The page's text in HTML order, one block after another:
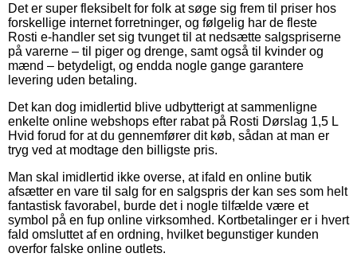
Det er super fleksibelt for folk at søge sig frem til priser hos
forskellige internet forretninger, og følgelig har de fleste
Rosti e-handler set sig tvunget til at nedsætte salgspriserne
på varerne – til piger og drenge, samt også til kvinder og
mænd – betydeligt, og endda nogle gange garantere
levering uden betaling.
Det kan dog imidlertid blive udbytterigt at sammenligne
enkelte online webshops efter rabat på Rosti Dørslag 1,5 L
Hvid forud for at du gennemfører dit køb, sådan at man er
tryg ved at modtage den billigste pris.
Man skal imidlertid ikke overse, at ifald en online butik
afsætter en vare til salg for en salgspris der kan ses som helt
fantastisk favorabel, burde det i nogle tilfælde være et
symbol på en fup online virksomhed. Kortbetalinger er i hvert
fald omsluttet af en ordning, hvilket begunstiger kunden
overfor falske online outlets.